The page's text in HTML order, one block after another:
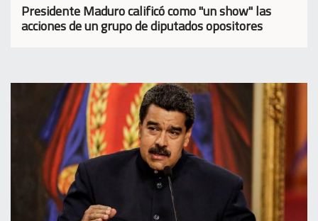
Presidente Maduro calificó como "un show" las
acciones de un grupo de diputados opositores